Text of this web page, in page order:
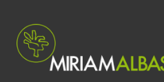
contenido